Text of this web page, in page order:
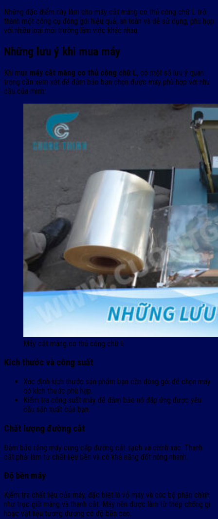
Những đặc điểm này làm cho máy cắt màng co thủ công chữ L trở
thành một công cụ đóng gói hiệu quả, an toàn và dễ sử dụng, phù hợp
với nhiều loại môi trường làm việc khác nhau.
Những lưu ý khi mua máy
Khi mua máy cắt màng co thủ công chữ L, có một số lưu ý quan
trọng cần xem xét để đảm bảo bạn chọn được máy phù hợp với nhu
cầu của mình:
Máy cắt màng co thủ công chữ L
Kích thước và công suất
Xác định kích thước sản phẩm bạn cần đóng gói để chọn máy
có kích thước phù hợp.
Kiểm tra công suất máy để đảm bảo nó đáp ứng được yêu
cầu sản xuất của bạn.
Chất lượng đường cắt
Đảm bảo rằng máy cung cấp đường cắt sạch và chính xác. Thanh
cắt phải làm từ chất liệu bền và có khả năng đốt nóng nhanh.
Độ bền máy
Kiểm tra chất liệu của máy, đặc biệt là vỏ máy và các bộ phận chính
như trục giữ màng và thanh cắt. Máy nên được làm từ thép chống gỉ
hoặc vật liệu tương đương có độ bền cao.